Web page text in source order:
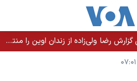
شبکه آمریکایی سی‌بی‌‌اس گزارش رضا ولی‌زاده از زندان اوین را منتشر کرد؛ کامران حکمتی پیش از آغاز شیمی‌درمانی به زندان بازگردانده شد